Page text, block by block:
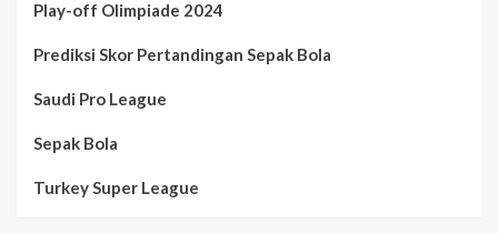
Play-off Olimpiade 2024
Prediksi Skor Pertandingan Sepak Bola
Saudi Pro League
Sepak Bola
Turkey Super League